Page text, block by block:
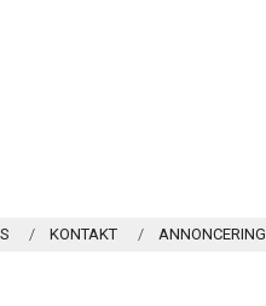
KONTAKT ANNONCERING